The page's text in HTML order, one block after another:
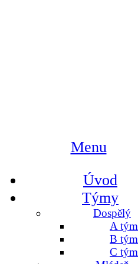
Menu
Úvod
Týmy
Dospělý
A tým
B tým
C tým